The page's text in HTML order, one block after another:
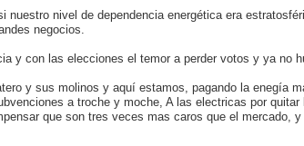
nuestro nivel de dependencia energética era
negocios.
y con las elecciones el temor a perder votos y ya no
y sus molinos y aquí estamos, pagando la enegía
a troche y moche, A las electricas por
que son tres veces mas caros que el mercado,